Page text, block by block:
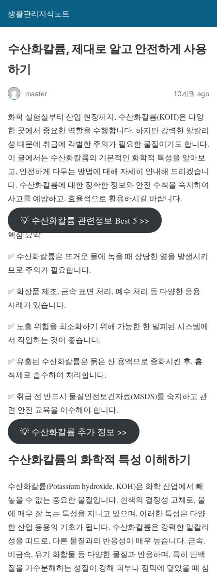
생활관리지식노트
수산화칼륨, 제대로 알고 안전하게 사용
하기
master 10개월 ago
화학 실험실부터 산업 현장까지, 수산화칼륨(KOH)은 다양
한 곳에서 중요한 역할을 수행합니다. 하지만 강력한 알칼리
성 때문에 취급에 각별한 주의가 필요한 물질이기도 합니다.
이 글에서는 수산화칼륨의 기본적인 화학적 특성을 알아보
고, 안전하게 다루는 방법에 대해 자세히 안내해 드리겠습니
다. 수산화칼륨에 대한 정확한 정보와 안전 수칙을 숙지하여
사고를 예방하고, 효율적으로 활용하시길 바랍니다.
💡 수산화칼륨 관련정보 Best 5 >>
핵심 요약
✅ 수산화칼륨은 뜨거운 물에 녹을 때 상당한 열을 발생시키
므로 주의가 필요합니다.
✅ 화장품 제조, 금속 표면 처리, 폐수 처리 등 다양한 응용
사례가 있습니다.
✅ 노출 위험을 최소화하기 위해 가능한 한 밀폐된 시스템에
서 작업하는 것이 좋습니다.
✅ 유출된 수산화칼륨은 묽은 산 용액으로 중화시킨 후, 흡
착제로 흡수하여 처리합니다.
✅ 취급 전 반드시 물질안전보건자료(MSDS)를 숙지하고 관
련 안전 교육을 이수해야 합니다.
💡 수산화칼륨 추가 정보 >>
수산화칼륨의 화학적 특성 이해하기
수산화칼륨(Potassium hydroxide, KOH)은 화학 산업에서 빼
놓을 수 없는 중요한 물질입니다. 흰색의 결정성 고체로, 물
에 매우 잘 녹는 특성을 지니고 있으며, 이러한 특성은 다양
한 산업 응용의 기초가 됩니다. 수산화칼륨은 강력한 알칼리
성을 띠므로, 다른 물질과의 반응성이 매우 높습니다. 금속,
비금속, 유기 화합물 등 다양한 물질과 반응하며, 특히 단백
질을 가수분해하는 성질이 강해 피부나 점막에 닿았을 때 심